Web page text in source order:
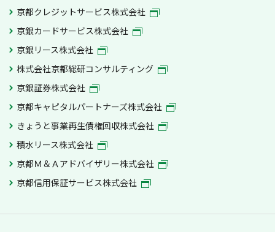
京都クレジットサービス株式会社
京銀カードサービス株式会社
京銀リース株式会社
株式会社京都総研コンサルティング
京銀証券株式会社
京都キャピタルパートナーズ株式会社
きょうと事業再生債権回収株式会社
積水リース株式会社
京都Ｍ＆Ａアドバイザリー株式会社
京都信用保証サービス株式会社